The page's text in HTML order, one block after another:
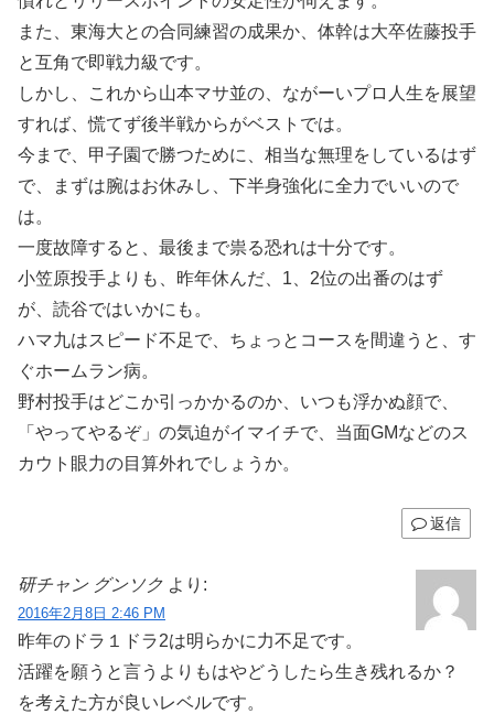
また、東海大との合同練習の成果か、体幹は大卒佐藤投手
と互角で即戦力級です。
しかし、これから山本マサ並の、ながーいプロ人生を展望
すれば、慌てず後半戦からがベストでは。
今まで、甲子園で勝つために、相当な無理をしているはず
で、まずは腕はお休みし、下半身強化に全力でいいので
は。
一度故障すると、最後まで祟る恐れは十分です。
小笠原投手よりも、昨年休んだ、1、2位の出番のはず
が、読谷ではいかにも。
ハマ九はスピード不足で、ちょっとコースを間違うと、す
ぐホームラン病。
野村投手はどこか引っかかるのか、いつも浮かぬ顔で、
「やってやるぞ」の気迫がイマイチで、当面GMなどのス
カウト眼力の目算外れでしょうか。
返信
研チャン グンソク より:
2016年2月8日 2:46 PM
昨年のドラ１ドラ2は明らかに力不足です。
活躍を願うと言うよりもはやどうしたら生き残れるか？
を考えた方が良いレベルです。